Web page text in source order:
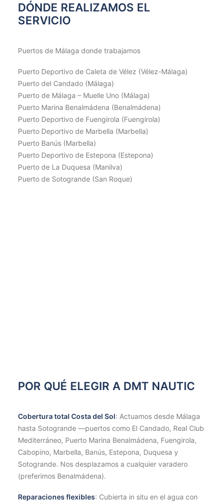
DÓNDE REALIZAMOS EL
SERVICIO
Puertos de Málaga donde trabajamos
Puerto Deportivo de Caleta de Vélez (Vélez-Málaga)​
Puerto del Candado (Málaga)​
Puerto de Málaga – Muelle Uno (Málaga)​
Puerto Marina Benalmádena (Benalmádena)
Puerto Deportivo de Fuengirola (Fuengirola)​
Puerto Deportivo de Marbella (Marbella)​
Puerto Banús (Marbella)
Puerto Deportivo de Estepona (Estepona)
Puerto de La Duquesa (Manilva)
Puerto de Sotogrande (San Roque)
POR QUÉ ELEGIR A DMT NAUTIC
Cobertura total Costa del Sol: Actuamos desde Málaga
hasta Sotogrande —puertos como El Candado, Real Club
Mediterráneo, Puerto Marina Benalmádena, Fuengirola,
Cabopino, Marbella, Banús, Estepona, Duquesa y
Sotogrande. Nos desplazamos a cualquier varadero
(preferimos Benalmádena).
Reparaciones flexibles: Cubierta in situ en el agua con